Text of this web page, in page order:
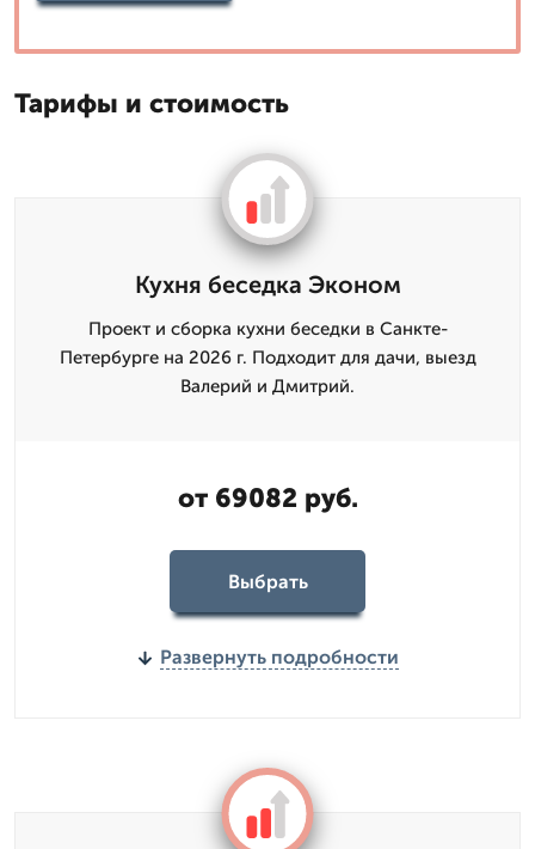
Тарифы и стоимость
Кухня беседка Эконом
Проект и сборка кухни беседки в Санкте-
Петербурге на 2026 г. Подходит для дачи, выезд
Валерий и Дмитpий.
от 69082 руб.
Выбрать
Развернуть подробности